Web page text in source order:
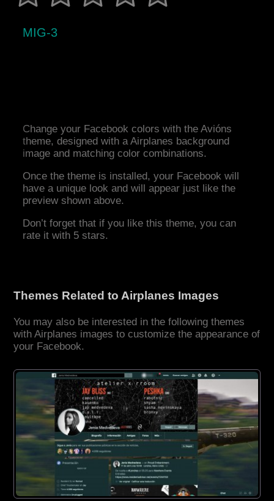
MIG-3
Change your Facebook colors with the Avións
theme, designed with a Airplanes background
image and matching color combinations.
Once the theme is installed, your Facebook will
have a unique look and will appear just like the
preview shown above.
Don’t forget that if you like this theme, you can
rate it with 5 stars.
Themes Related to Airplanes Images
You may also be interested in the following themes
with Airplanes images to customize the appearance of
your Facebook.